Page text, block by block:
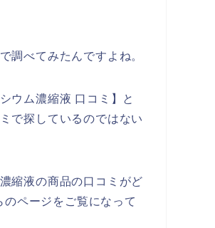
調べてみたんですよね。
ウム濃縮液 口コミ】と
で探しているのではない
縮液の商品の口コミがど
ページをご覧になって